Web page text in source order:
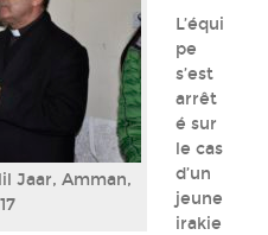
Jaar, Amman,
L’équi
pe
s’est
arrêt
é sur
le cas
d’un
jeune
irakie